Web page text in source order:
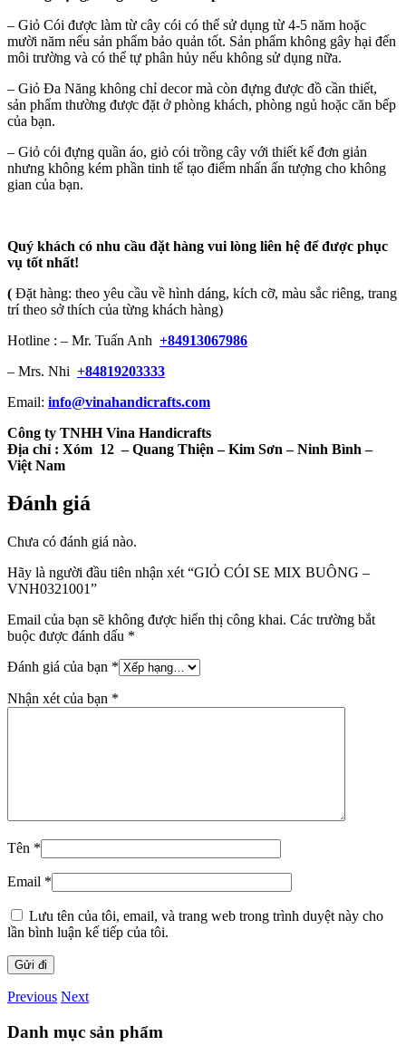
– Giỏ Cói được làm từ cây cói có thể sử dụng từ 4-5 năm hoặc
mười năm nếu sản phẩm bảo quản tốt. Sản phẩm không gây hại đến
môi trường và có thể tự phân hủy nếu không sử dụng nữa.
– Giỏ Đa Năng không chỉ decor mà còn đựng được đồ cần thiết,
sản phẩm thường được đặt ở phòng khách, phòng ngủ hoặc căn bếp
của bạn.
– Giỏ cói đựng quần áo, giỏ cói trồng cây với thiết kế đơn giản
nhưng không kém phần tinh tế tạo điểm nhấn ấn tượng cho không
gian của bạn.
Quý khách có nhu cầu đặt hàng vui lòng liên hệ để được phục
vụ tốt nhất!
( Đặt hàng: theo yêu cầu về hình dáng, kích cỡ, màu sắc riêng, trang
trí theo sở thích của từng khách hàng)
Hotline : – Mr. Tuấn Anh +84913067986
– Mrs. Nhi +84819203333
Email: info@vinahandicrafts.com
Công ty TNHH Vina Handicrafts
Địa chỉ : Xóm 12 – Quang Thiện – Kim Sơn – Ninh Bình –
Việt Nam
Đánh giá
Chưa có đánh giá nào.
Hãy là người đầu tiên nhận xét “GIỎ CÓI SE MIX BUÔNG –
VNH0321001”
Email của bạn sẽ không được hiển thị công khai. Các trường bắt
buộc được đánh dấu *
Đánh giá của bạn *
Nhận xét của bạn *
Tên *
Email *
Lưu tên của tôi, email, và trang web trong trình duyệt này cho
lần bình luận kế tiếp của tôi.
Previous Next
Danh mục sản phẩm